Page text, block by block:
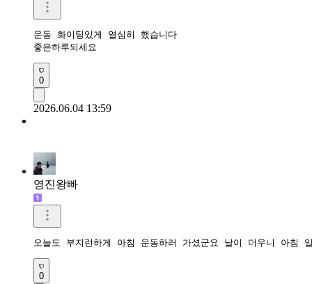
운동 화이팅있게 열심히 했습니다
좋은하루되세요
0
2026.06.04 13:59
영진왕빠
오늘도 부지런하게 아침 운동하러 가셨군요 날이 더우니 아침
0